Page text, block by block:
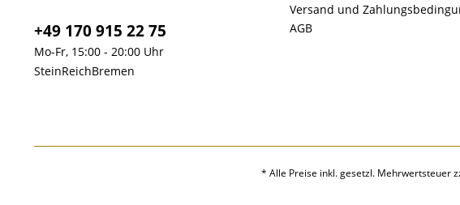
+49 170 915 22 75
Mo-Fr, 15:00 - 20:00 Uhr
SteinReichBremen
Versand und
AGB
* Alle Preise inkl. gesetzl. Mehrwertsteuer